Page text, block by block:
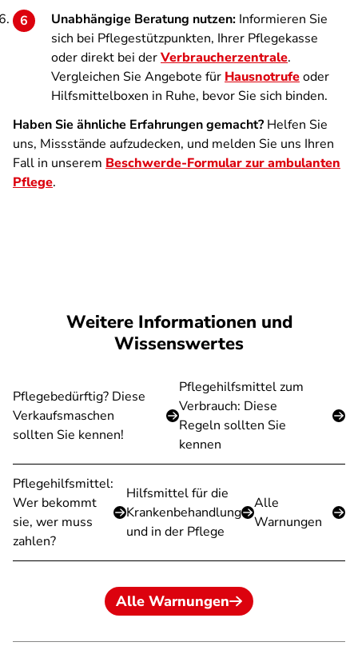
Unabhängige Beratung nutzen: Informieren Sie
sich bei Pflegestützpunkten, Ihrer Pflegekasse
oder direkt bei derVerbraucherzentrale.
Vergleichen Sie Angebote für Hausnotrufeoder
Hilfsmittelboxen in Ruhe, bevor Sie sich binden.
Haben Sie ähnliche Erfahrungen gemacht? Helfen Sie
uns, Missstände aufzudecken, und melden Sie uns Ihren
Fall in unserem Beschwerde-Formular zur ambulanten
Pflege.
Weitere Informationen und
Wissenswertes
Pflegebedürftig? Diese
Verkaufsmaschen
sollten Sie kennen!
Pflegehilfsmittel zum
Verbrauch: Diese
Regeln sollten Sie
kennen
Pflegehilfsmittel:
Wer bekommt
sie, wer muss
zahlen?
Hilfsmittel für die
Krankenbehandlung
und in der Pflege
Alle
Warnungen
Alle Warnungen